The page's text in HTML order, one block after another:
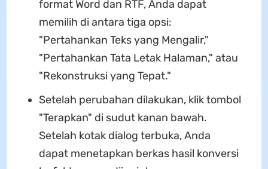
format Word dan RTF, Anda dapat
memilih di antara tiga opsi:
"Pertahankan Teks yang Mengalir,"
"Pertahankan Tata Letak Halaman," atau
"Rekonstruksi yang Tepat."
Setelah perubahan dilakukan, klik tombol
"Terapkan" di sudut kanan bawah.
Setelah kotak dialog terbuka, Anda
dapat menetapkan berkas hasil konversi